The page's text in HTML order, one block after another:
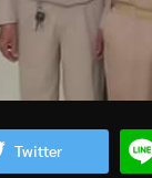
Twitter